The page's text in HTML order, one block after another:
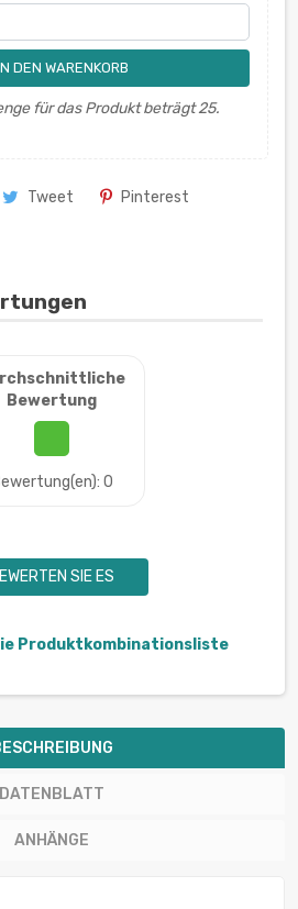
DEN WARENKORB
für das Produkt beträgt 25.
Tweet Pinterest
Bewertung
0
SIE ES
Produktkombinationsliste
DATENBLATT
ANHÄNGE